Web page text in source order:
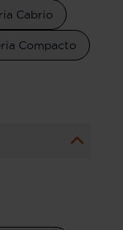
Cabrio
Compacto